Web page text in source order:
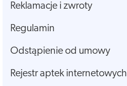
Reklamacje i zwroty
Regulamin
Odstąpienie od umowy
Rejestr aptek internetowych